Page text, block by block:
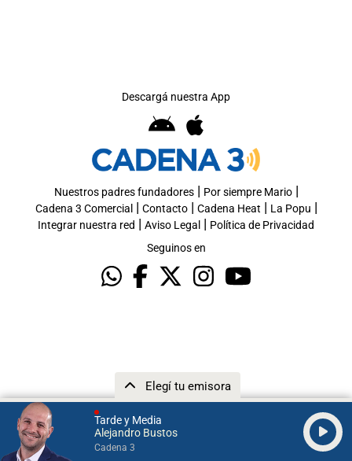
Tarde y Media
Alejandro Bustos
Cadena 3
Elegí tu emisora
Descargá nuestra App
Nuestros padres fundadores| Por siempre Mario|
Cadena 3 Comercial | Contacto| Cadena Heat | La Popu |
Integrar nuestra red | Aviso Legal | Política de Privacidad
Seguinos en